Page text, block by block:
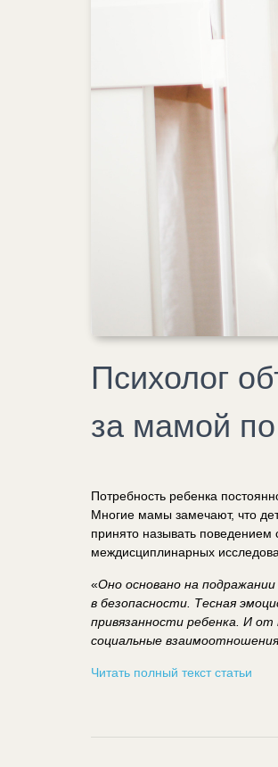
Психолог
за мамой
Потребность ребенка
Многие мамы замечают, что
принято называть
междисциплинарных
«Оно основано на
в безопасности. Тесная
привязанности ребенка. И
социальные
Читать полный текст статьи